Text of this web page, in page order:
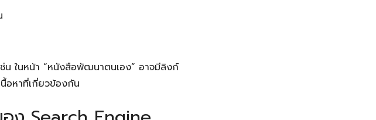
Search
น ในหน้า “หนังสือพัฒนาตนเอง” อาจมีลิงก์
อหาที่เกี่ยวข้องกัน